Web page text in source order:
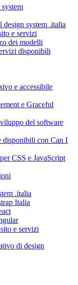
system .italia
e servizi
dei modelli
disponibili
e accessibile
e Graceful
del software
disponibili con Can I
CSS e JavaScript
.italia
Italia
e servizi
di design